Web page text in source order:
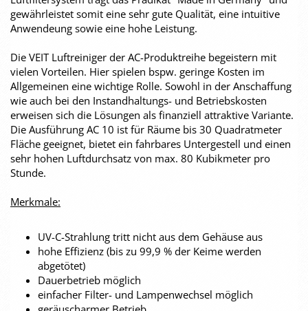
gewährleistet somit eine sehr gute Qualität, eine intuitive
Anwendeung sowie eine hohe Leistung.
Die VEIT Luftreiniger der AC-Produktreihe begeistern mit
vielen Vorteilen. Hier spielen bspw. geringe Kosten im
Allgemeinen eine wichtige Rolle. Sowohl in der Anschaffung
wie auch bei den Instandhaltungs- und Betriebskosten
erweisen sich die Lösungen als finanziell attraktive Variante.
Die Ausführung AC 10 ist für Räume bis 30 Quadratmeter
Fläche geeignet, bietet ein fahrbares Untergestell und einen
sehr hohen Luftdurchsatz von max. 80 Kubikmeter pro
Stunde.
Merkmale:
UV-C-Strahlung tritt nicht aus dem Gehäuse aus
hohe Effizienz (bis zu 99,9 % der Keime werden
abgetötet)
Dauerbetrieb möglich
einfacher Filter- und Lampenwechsel möglich